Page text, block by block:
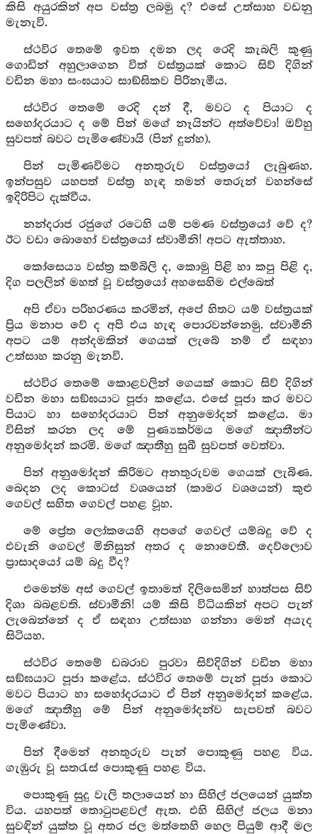
කිසි අයුරකින් අප වස්ත්‍ර ලබමු ද? එසේ උත්සාහ වඩනු
මැනැවි.
ස්ථවිර තෙමේ ඉවත දමන ලද රෙදි කැබලි කුණු
ගොඩින් අහුලාගෙන විත් වස්ත්‍රයක් කොට සිව් දිගින්
වඩින මහා සංඝයාට සාඞ්ඝිකව පිරිනැමීය.
ස්ථවිර තෙමේ රෙදි දන් දී, මවට ද පියාට ද
සහෝදරයාට ද මේ පින් මගේ නෑයින්ට අත්වේවා! ඔව්හු
සුවපත් බවට පැමිණේවායි (පින් දුන්හ).
පින් පැමිණවිමට අනතුරුව වස්ත්‍රයෝ ලැබුණහ.
ඉන්පසුව යහපත් වස්ත්‍ර හැඳ තමන් තෙරුන් වහන්සේ
ඉදිරිපිට දැක්වීය.
නන්දරාජ රජුගේ රටෙහි යම් පමණ වස්ත්‍රයෝ වේ ද?
ඊට වඩා බොහෝ වස්ත්‍රයෝ ස්වාමීනි! අපට ඇත්තාහ.
කෝසෙය්‍ය වස්ත්‍ර කම්බිලි ද, කොමු පිළි හා කපු පිළි ද,
දිග පලලින් මහත් වූ වස්ත්‍රයෝ අහසෙහිම එල්බෙත්
අපි ඒවා පරිහරණය කරමින්, අපේ හිතට යම් වස්ත්‍රයක්
ප්‍රිය මනාප වේ ද අපි එය හැඳ පොරවන්නෙමු. ස්වාමීනි
අපට යම් අන්දමකින් ගෙයක් ලැබේ නම් ඒ සඳහා
උත්සාහ කරනු මැනවි.
ස්ථවිර තෙමේ කොළවලින් ගෙයක් කොට සිව් දිගින්
වඩින මහා සඞ්ඝයාට පූජා කළේය. එසේ පූජා කර මවට
පියාට හා සහෝදරයාට පින් අනුමෝදන් කළේය. මා
විසින් කරන ලද මේ පුණ්‍යකර්මය මගේ ඤාතීන්ට
අනුමෝදන් කරමි. මගේ ඤාතීහු සුඛී සුවපත් වෙත්වා.
පින් අනුමෝදන් කිරිමට අනතුරුවම ගෙයක් ලැබිණ.
බෙදන ලද කොටස් වශයෙන් (කාමර වශයෙන්) කුළු
ගෙවල් සහිත ගෙවල් පහළ වූහ.
මේ ප්‍රේත ලෝකයෙහි අපගේ ගෙවල් යම්බදු වේ ද
එවැනි ගෙවල් මිනිසුන් අතර ද නොවෙතී. දෙව්ලොව
ප්‍රාසාදයෝ යම් බදු වීද?
එමෙන්ම අස් ගෙවල් ඉතාමත් දිලිසෙමින් හාත්පස සිව්
දිශා බබළවති. ස්වාමීනි! යම් කිසි විධියකින් අපට පැන්
ලැබෙන්නේ ද ඒ සඳහා උත්සාහ ගන්නා මෙන් අයැද
සිටියහ.
ස්ථවිර තෙමේ ඩබරාව පුරවා සිව්දිගින් වඩින මහා
සඞ්ඝයාට පූජා කළේය. ස්ථවිර තෙමේ පැන් පූජා කොට
මවට පියාට හා සහෝදරයාට ඒ පින් අනුමෝදන් කළේය.
මගේ ඤාතීහු මේ පින් අනුමෝදන්ව සැපවත් බවට
පැමිණේවා.
පින් දීමෙන් අනතුරුව පැන් පොකුණු පහළ විය.
ගැඹුරු වූ සතරැස් පොකුණු පහළ විය.
පොකුණු සුදු වැලි තලායෙන් හා සිහිල් ජලයෙන් යුක්ත
විය. යහපත් තොටුපළවල් ඇත. එහි සිහිල් ජලය මනා
සුවඳින් යුක්ත වූ අතර ජල මත්තෙහි හෙල පියුම් ආදී මල